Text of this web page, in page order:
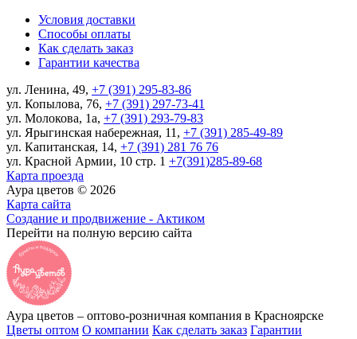
Условия доставки
Способы оплаты
Как сделать заказ
Гарантии качества
ул. Ленина, 49, +7 (391) 295-83-86
ул. Копылова, 76, +7 (391) 297-73-41
ул. Молокова, 1а, +7 (391) 293-79-83
ул. Ярыгинская набережная, 11, +7 (391) 285-49-89
ул. Капитанская, 14, +7 (391) 281 76 76
ул. Красной Армии, 10 стр. 1 +7(391)285-89-68
Карта проезда
Аура цветов © 2026
Карта сайта
Создание и продвижение - Актиком
Перейти на полную версию сайта
Аура цветов – оптово-розничная компания в Красноярске
Цветы оптом О компании Как сделать заказ Гарантии